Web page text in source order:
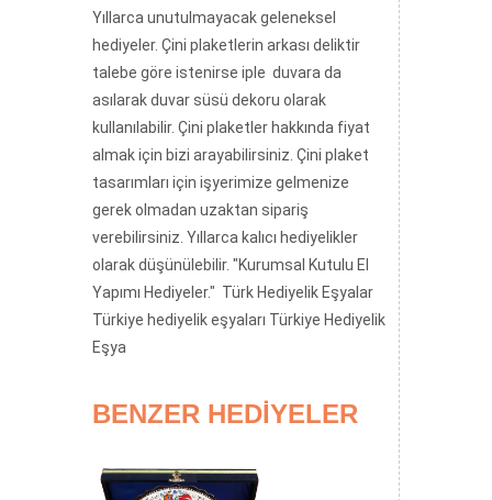
Yıllarca unutulmayacak geleneksel
hediyeler. Çini plaketlerin arkası deliktir
talebe göre istenirse iple duvara da
asılarak duvar süsü dekoru olarak
kullanılabilir. Çini plaketler hakkında fiyat
almak için bizi arayabilirsiniz. Çini plaket
tasarımları için işyerimize gelmenize
gerek olmadan uzaktan sipariş
verebilirsiniz. Yıllarca kalıcı hediyelikler
olarak düşünülebilir. "Kurumsal Kutulu El
Yapımı Hediyeler." Türk Hediyelik Eşyalar
Türkiye hediyelik eşyaları Türkiye Hediyelik
Eşya
BENZER HEDİYELER